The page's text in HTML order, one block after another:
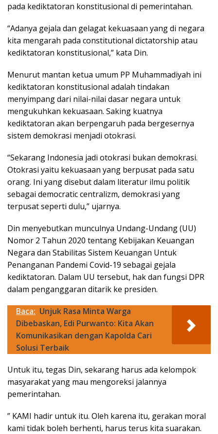
pada kediktatoran konstitusional di pemerintahan.
“Adanya gejala dan gelagat kekuasaan yang di negara
kita mengarah pada constitutional dictatorship atau
kediktatoran konstitusional,” kata Din.
Menurut mantan ketua umum PP Muhammadiyah ini
kediktatoran konstitusional adalah tindakan
menyimpang dari nilai-nilai dasar negara untuk
mengukuhkan kekuasaan. Saking kuatnya
kediktatoran akan berpengaruh pada bergesernya
sistem demokrasi menjadi otokrasi.
“Sekarang Indonesia jadi otokrasi bukan demokrasi.
Otokrasi yaitu kekuasaan yang berpusat pada satu
orang. Ini yang disebut dalam literatur ilmu politik
sebagai democratic centralizm, demokrasi yang
terpusat seperti dulu,” ujarnya.
Din menyebutkan munculnya Undang-Undang (UU)
Nomor 2 Tahun 2020 tentang Kebijakan Keuangan
Negara dan Stabilitas Sistem Keuangan Untuk
Penanganan Pandemi Covid-19 sebagai gejala
kediktatoran. Dalam UU tersebut, hak dan fungsi DPR
dalam penganggaran ditarik ke presiden.
Baca: Unjuk Rasa Minta Warga
Dibebaskan, Edi Purwanto: Kita Akan
Komunikasikan dengan Kapolda Cari
Solusi Terbaik
Untuk itu, tegas Din, sekarang harus ada kelompok
masyarakat yang mau mengoreksi jalannya
pemerintahan.
” KAMI hadir untuk itu. Oleh karena itu, gerakan moral
kami tidak boleh berhenti, harus terus kita suarakan.